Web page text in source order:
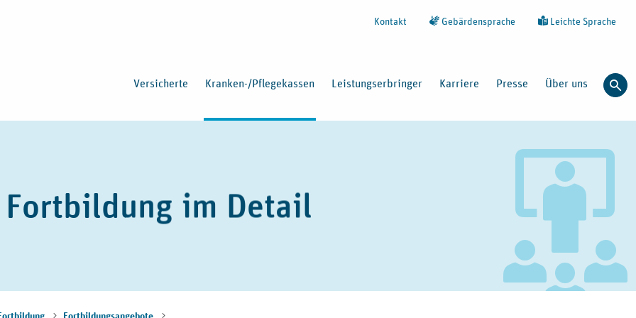
Kontakt Gebärdensprache Leichte Sprache
Versicherte Kranken-/Pflegekassen Leistungserbringer Karriere Presse Über uns
Fortbildung im Detail